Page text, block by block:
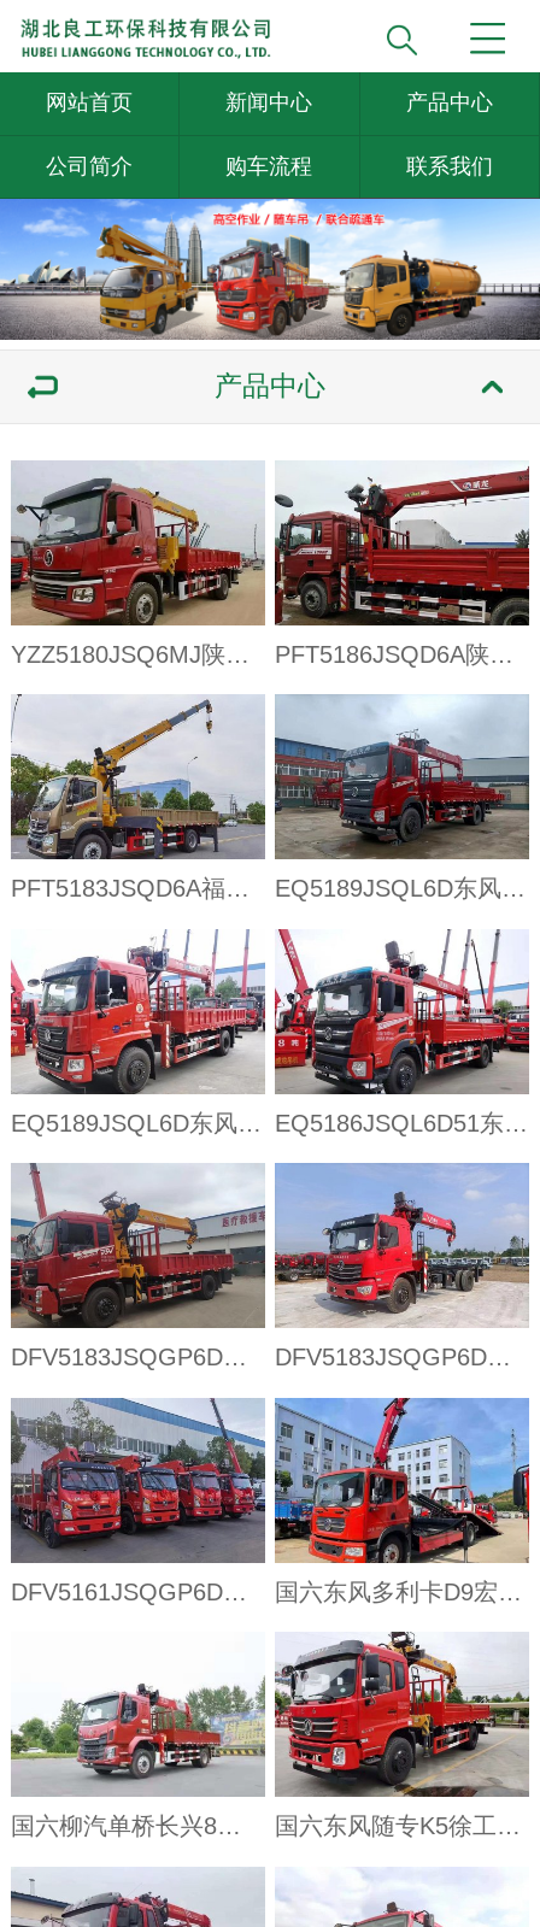
网站首页 新闻中心 产品中心
公司简介 购车流程 联系我们
产品中心
YZZ5180JSQ6MJ陕汽轩德单桥随车吊 PFT5186JSQD6A陕汽德龙单桥随车吊
PFT5183JSQD6A福田奥铃单排随车吊 EQ5189JSQL6D东风华神T5单桥随车吊
EQ5189JSQL6D东风华神F5单桥随车吊 EQ5186JSQL6D51东风DV5单排随车吊
DFV5183JSQGP6D东风专底D3V单桥随车吊 DFV5183JSQGP6D东风畅行D3单桥随车吊
DFV5161JSQGP6D东风D1单桥随车吊 国六东风多利卡D9宏昌天马8吨折臂清障带吊
国六柳汽单桥长兴8吨吊机 国六东风随专K5徐工8K单桥随车吊